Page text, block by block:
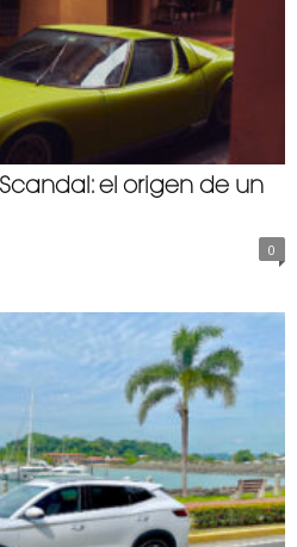
Scandal: el origen de un
0